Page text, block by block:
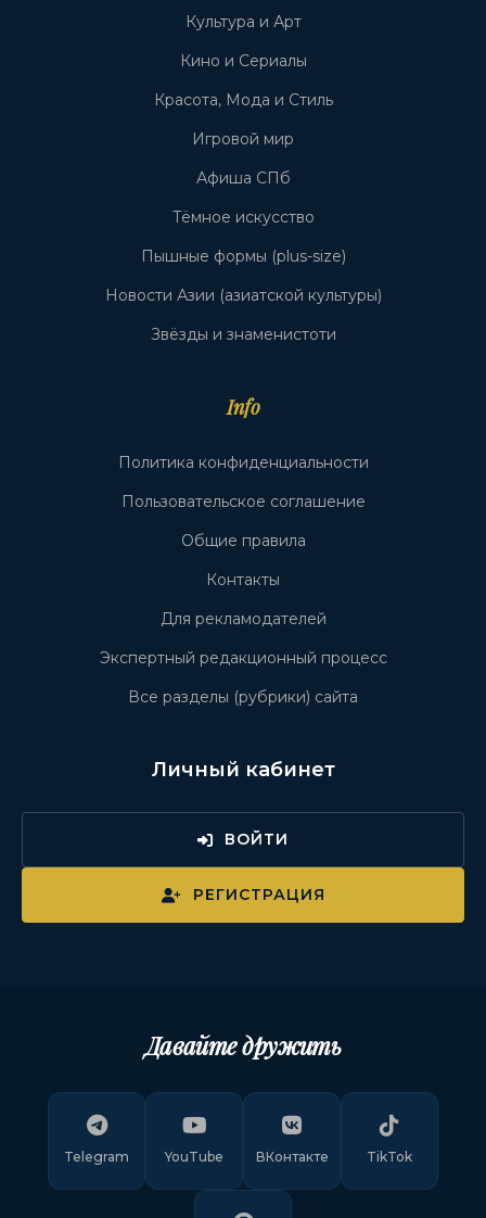
Культура и Арт
Кино и Сериалы
Красота, Мода и Стиль
Игровой мир
Афиша СПб
Тёмное искусство
Пышные формы (plus-size)
Новости Азии (азиатской культуры)
Звёзды и знаменистоти
Info
Политика конфиденциальности
Пользовательское соглашение
Общие правила
Контакты
Для рекламодателей
Экспертный редакционный процесс
Все разделы (рубрики) сайта
Личный кабинет
ВОЙТИ
РЕГИСТРАЦИЯ
Давайте дружить
Telegram YouTube ВКонтакте TikTok